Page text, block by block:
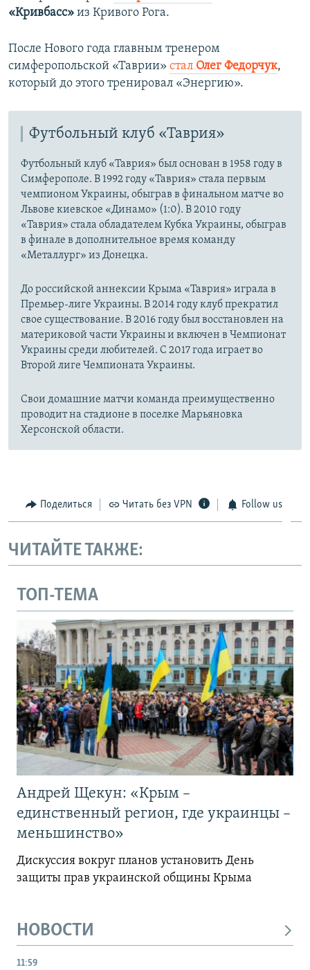
«Кривбасс» из Кривого Рога.
После Нового года главным тренером
симферопольской «Таврии» стал Олег Федорчук,
который до этого тренировал «Энергию».
Футбольный клуб «Таврия»
Футбольный клуб «Таврия» был основан в 1958 году в
Симферополе. В 1992 году «Таврия» стала первым
чемпионом Украины, обыграв в финальном матче во
Львове киевское «Динамо» (1:0). В 2010 году
«Таврия» стала обладателем Кубка Украины, обыграв
в финале в дополнительное время команду
«Металлург» из Донецка.
До российской аннексии Крыма «Таврия» играла в
Премьер-лиге Украины. В 2014 году клуб прекратил
свое существование. В 2016 году был восстановлен на
материковой части Украины и включен в Чемпионат
Украины среди любителей. С 2017 года играет во
Второй лиге Чемпионата Украины.
Свои домашние матчи команда преимущественно
проводит на стадионе в поселке Марьяновка
Херсонской области.
Поделиться Читать без VPN Follow us
ЧИТАЙТЕ ТАКЖЕ:
ТОП-ТЕМА
Андрей Щекун: «Крым –
единственный регион, где украинцы –
меньшинство»
Дискуссия вокруг планов установить День
защиты прав украинской общины Крыма
НОВОСТИ
11:59